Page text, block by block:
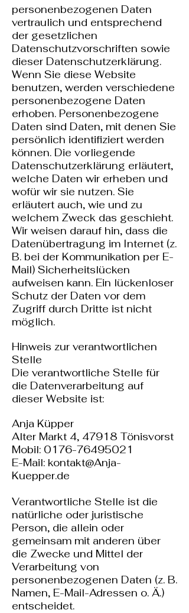
personenbezogenen Daten
vertraulich und entsprechend
der gesetzlichen
Datenschutzvorschriften sowie
dieser Datenschutzerklärung.
Wenn Sie diese Website
benutzen, werden verschiedene
personenbezogene Daten
erhoben. Personenbezogene
Daten sind Daten, mit denen Sie
persönlich identifiziert werden
können. Die vorliegende
Datenschutzerklärung erläutert,
welche Daten wir erheben und
wofür wir sie nutzen. Sie
erläutert auch, wie und zu
welchem Zweck das geschieht.
Wir weisen darauf hin, dass die
Datenübertragung im Internet (z.
B. bei der Kommunikation per E-
Mail) Sicherheitslücken
aufweisen kann. Ein lückenloser
Schutz der Daten vor dem
Zugriff durch Dritte ist nicht
möglich.
Hinweis zur verantwortlichen
Stelle
Die verantwortliche Stelle für
die Datenverarbeitung auf
dieser Website ist:
Anja Küpper
Alter Markt 4, 47918 Tönisvorst
Mobil: 0176-76495021
E-Mail: kontakt@Anja-
Kuepper.de
Verantwortliche Stelle ist die
natürliche oder juristische
Person, die allein oder
gemeinsam mit anderen über
die Zwecke und Mittel der
Verarbeitung von
personenbezogenen Daten (z. B.
Namen, E-Mail-Adressen o. Ä.)
entscheidet.